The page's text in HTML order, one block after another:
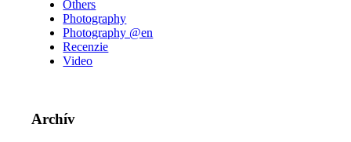
Others
Photography
Photography @en
Recenzie
Video
Archív